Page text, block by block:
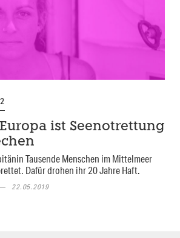
ist Seenotrettung
Tausende Menschen im Mittelmeer
Dafür drohen ihr 20 Jahre Haft.
22.05.2019